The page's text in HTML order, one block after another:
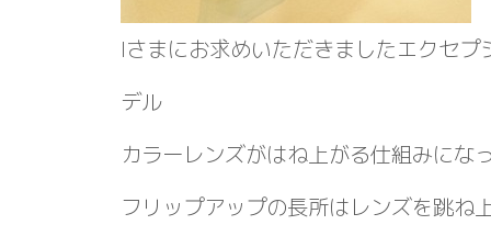
Iさまにお求めいただきましたエクセ
デル
カラーレンズがはね上がる仕組みにな
フリップアップの長所はレンズを跳ね